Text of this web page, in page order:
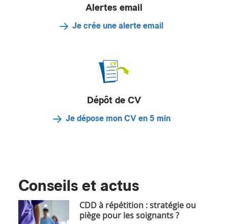
Alertes email
Je crée une alerte email
Dépôt de CV
Je dépose mon CV en 5 min
Conseils et actus
CDD à répétition : stratégie ou
piège pour les soignants ?